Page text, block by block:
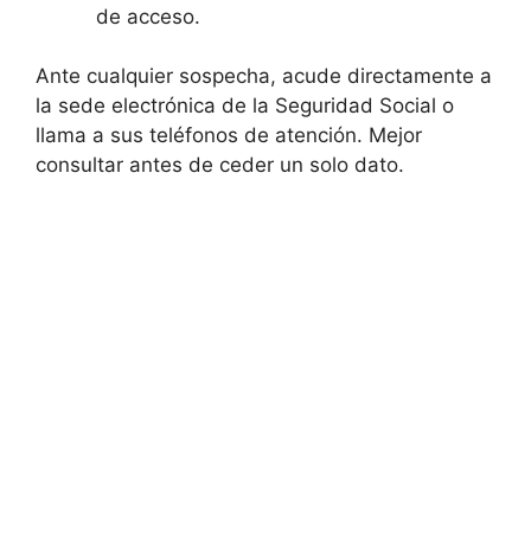
de acceso.
Ante cualquier sospecha, acude directamente a
la sede electrónica de la Seguridad Social o
llama a sus teléfonos de atención. Mejor
consultar antes de ceder un solo dato.